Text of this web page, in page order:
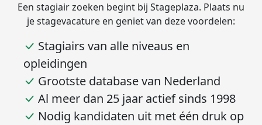
Een stagiair zoeken begint bij Stageplaza. Plaats nu
je stagevacature en geniet van deze voordelen:
Stagiairs van alle niveaus en
opleidingen
Grootste database van Nederland
Al meer dan 25 jaar actief sinds 1998
Nodig kandidaten uit met één druk op